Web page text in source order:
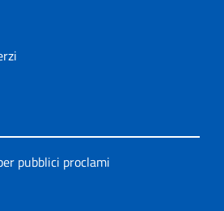
pubblici proclami